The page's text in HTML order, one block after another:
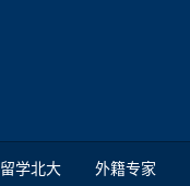
留学北大 外籍专家